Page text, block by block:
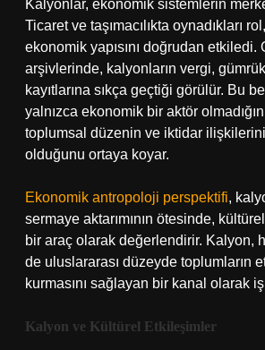
Kalyonlar, ekonomik sistemlerin
Ticaret ve taşımacılıkta oynadıkları
ekonomik yapısını doğrudan etkiledi.
arşivlerinde, kalyonların vergi,
kayıtlarına sıkça geçtiği görülür. Bu
yalnızca ekonomik bir aktör
toplumsal düzenin ve iktidar
olduğunu ortaya koyar.
Ekonomik antropoloji perspektifi,
sermaye aktarımının ötesinde,
bir araç olarak değerlendirir. Kalyon,
de uluslararası düzeyde toplumların
kurmasını sağlayan bir kanal olarak
Kalyon ve Kültürel Etkileşimler